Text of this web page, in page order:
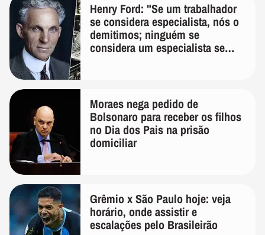
Henry Ford: "Se um trabalhador
se considera especialista, nós o
demitimos; ninguém se
considera um especialista se
Moraes nega pedido de
Bolsonaro para receber os filhos
no Dia dos Pais na prisão
domiciliar
Grêmio x São Paulo hoje: veja
horário, onde assistir e
escalações pelo Brasileirão